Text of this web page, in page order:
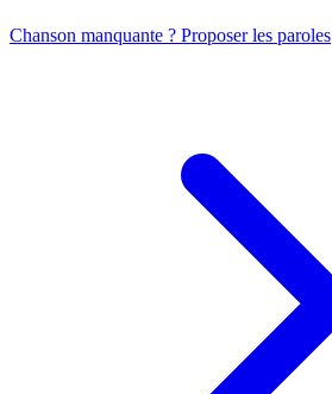
Chanson manquante ? Proposer les paroles